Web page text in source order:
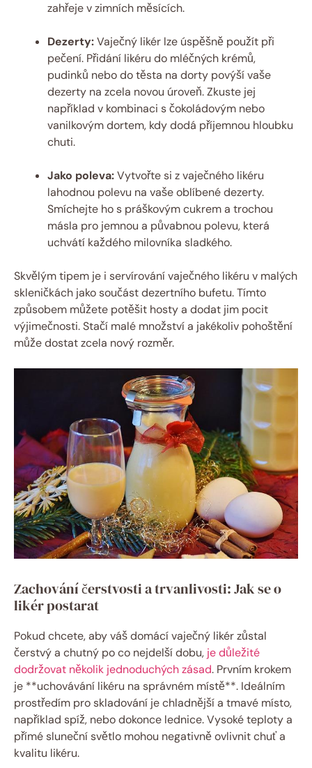
zahřeje v zimních měsících.
Dezerty:Vaječný likér lze úspěšně použít při
pečení. Přidání likéru do mléčných krémů,
pudinků nebo do těsta na dorty povýší vaše
dezerty na zcela novou úroveň. Zkuste jej
například v kombinaci s čokoládovým nebo
vanilkovým dortem, kdy dodá příjemnou hloubku
chuti.
Jako poleva:Vytvořte si z vaječného likéru
lahodnou polevu na vaše oblíbené dezerty.
Smíchejte ho s práškovým cukrem a trochou
másla pro jemnou a půvabnou polevu, která
uchvátí každého milovníka sladkého.
Skvělým tipem je i servírování vaječného likéru v malých
skleničkách jako součást dezertního bufetu. Tímto
způsobem můžete potěšit hosty a dodat jim pocit
výjimečnosti. Stačí malé množství a jakékoliv pohoštění
může dostat zcela nový rozměr.
Zachování čerstvosti a trvanlivosti: Jak se o
likér postarat
Pokud chcete, aby váš domácí vaječný likér zůstal
čerstvý a chutný po co nejdelší dobu, je důležité
dodržovat několik jednoduchých zásad. Prvním krokem
je **uchovávání likéru na správném místě**. Ideálním
prostředím pro skladování je chladnější a tmavé místo,
například spíž, nebo dokonce lednice. Vysoké teploty a
přímé sluneční světlo mohou negativně ovlivnit chuť a
kvalitu likéru.